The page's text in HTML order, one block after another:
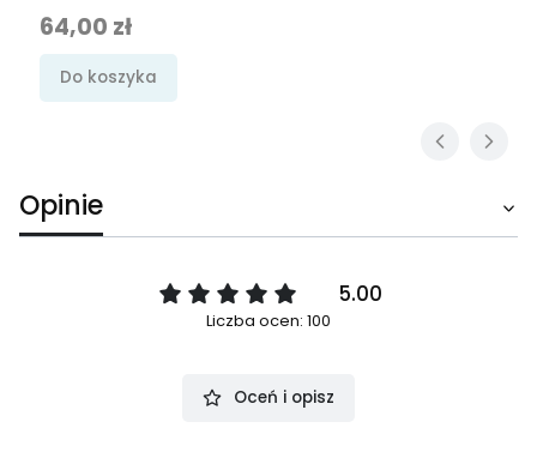
Cena
64,00 zł
Do koszyka
Opinie
5.00
Liczba ocen: 100
Oceń i opisz